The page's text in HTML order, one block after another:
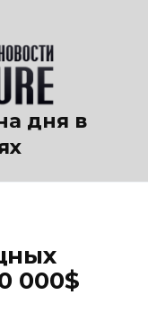
дня в
000$